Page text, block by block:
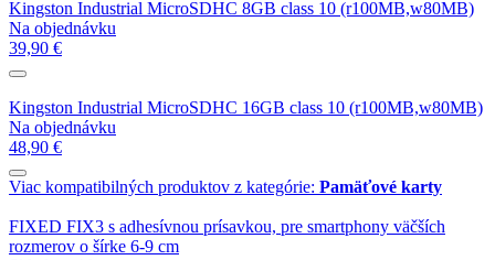
Kingston Industrial MicroSDHC 8GB class 10 (r100MB,w80MB)
Na objednávku
39,90 €
Kingston Industrial MicroSDHC 16GB class 10 (r100MB,w80MB)
Na objednávku
48,90 €
Viac kompatibilných produktov z kategórie: Pamäťové karty
FIXED FIX3 s adhesívnou prísavkou, pre smartphony väčších
rozmerov o šírke 6-9 cm